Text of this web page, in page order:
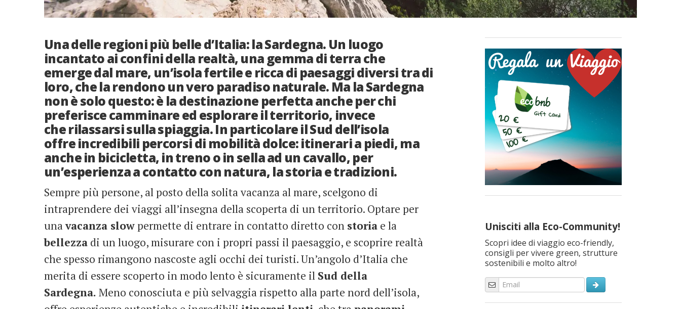
Una delle regioni più belle d’Italia: la Sardegna. Un luogo
incantato ai confini della realtà, una gemma di terra che
emerge dal mare, un’isola fertile e ricca di paesaggi diversi tra di
loro, che la rendono un vero paradiso naturale. Ma la Sardegna
non è solo questo: è la destinazione perfetta anche per chi
preferisce camminare ed esplorare il territorio, invece
che rilassarsi sulla spiaggia. In particolare il Sud dell’isola
offre incredibili percorsi di mobilità dolce: itinerari a piedi, ma
anche in bicicletta, in treno o in sella ad un cavallo, per
un’esperienza a contatto con natura, la storia e tradizioni.
Sempre più persone, al posto della solita vacanza al mare, scelgono di
intraprendere dei viaggi all’insegna della scoperta di un territorio. Optare per
unavacanza slowpermette di entrare in contatto diretto con storia e la
bellezza di un luogo, misurare con i propri passi il paesaggio, e scoprire realtà
che spesso rimangono nascoste agli occhi dei turisti. Un’angolo d’Italia che
merita di essere scoperto in modo lento è sicuramente il Sud della
Sardegna. Meno conosciuta e più selvaggia rispetto alla parte nord dell’isola,
Unisciti alla Eco-Community!
Scopri idee di viaggio eco-friendly,
consigli per vivere green, strutture
sostenibili e molto altro!